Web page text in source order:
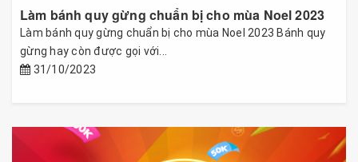
Làm bánh quy gừng chuẩn bị cho mùa Noel 2023
Làm bánh quy gừng chuẩn bị cho mùa Noel 2023 Bánh quy
gừng hay còn được gọi với...
31/10/2023